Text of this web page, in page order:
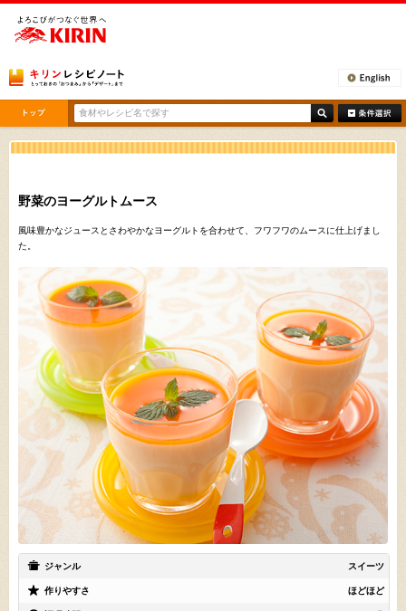
野菜のヨーグルトムース
風味豊かなジュースとさわやかなヨーグルトを合わせて、フワフワのムースに仕上げまし
た。
ジャンル スイーツ
作りやすさ ほどほど